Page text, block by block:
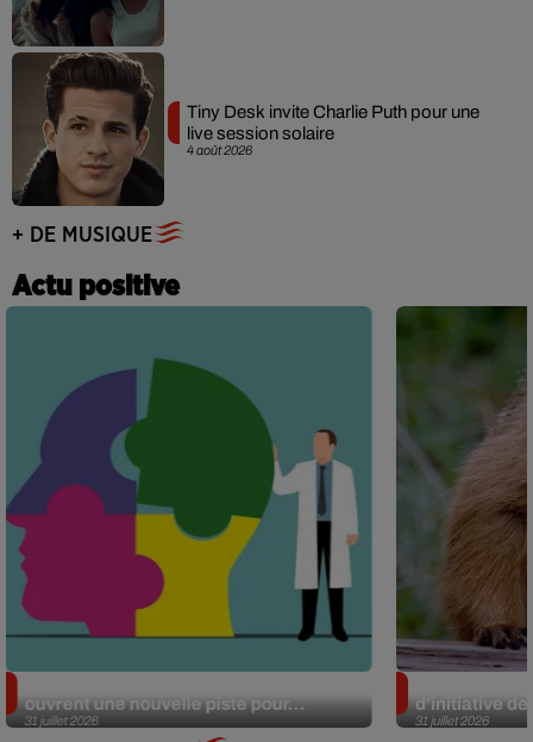
4 août 2026
Tiny Desk invite Charlie Puth pour une
live session solaire
+ DE MUSIQUE
Actu positive
31 juillet 2026
ouvrent une nouvelle piste pour...
31 juillet 2026
d’initiative